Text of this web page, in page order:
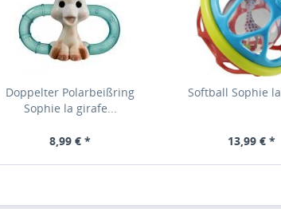
Doppelter Polarbeißring
Sophie la girafe...
8,99 € *
Softball Sophie
13,99 € *